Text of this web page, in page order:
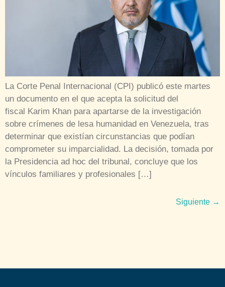
La Corte Penal Internacional (CPI) publicó este martes
un documento en el que acepta la solicitud del
fiscal Karim Khan para apartarse de la investigación
sobre crímenes de lesa humanidad en Venezuela, tras
determinar que existían circunstancias que podían
comprometer su imparcialidad. La decisión, tomada por
la Presidencia ad hoc del tribunal, concluye que los
vínculos familiares y profesionales […]
Siguiente →